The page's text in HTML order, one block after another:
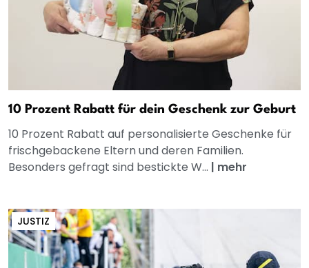
10 Prozent Rabatt für dein Geschenk zur Geburt
10 Prozent Rabatt auf personalisierte Geschenke für
frischgebackene Eltern und deren Familien.
Besonders gefragt sind bestickte W... | mehr
JUSTIZ